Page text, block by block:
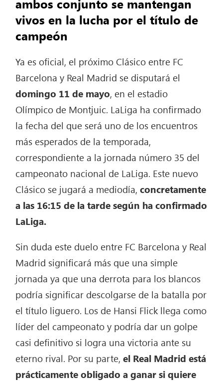
ambos conjunto se mantengan
vivos en la lucha por el título de
campeón
Ya es oficial, el próximo Clásico entre FC
Barcelona y Real Madrid se disputará el
domingo 11 de mayo, en el estadio
Olímpico de Montjuic. LaLiga ha confirmado
la fecha del que será uno de los encuentros
más esperados de la temporada,
correspondiente a la jornada número 35 del
campeonato nacional de LaLiga. Este nuevo
Clásico se jugará a mediodía,concretamente
a las 16:15 de la tarde según ha confirmado
LaLiga.
Sin duda este duelo entre FC Barcelona y Real
Madrid significará más que una simple
jornada ya que una derrota para los blancos
podría significar descolgarse de la batalla por
el título liguero. Los de Hansi Flick llega como
líder del campeonato y podría dar un golpe
casi definitivo si logra una victoria ante su
eterno rival. Por su parte,el Real Madrid está
prácticamente obligado a ganar si quiere